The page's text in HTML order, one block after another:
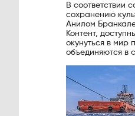
В соответствии
сохранению
Анилом
Контент,
окунуться в мир
объединяются в